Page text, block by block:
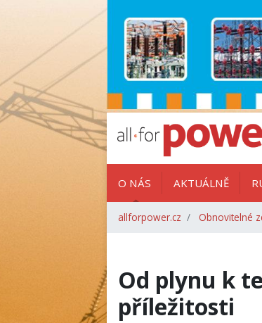
O NÁS AKTUÁLNĚ
allforpower.cz Obnovitelné
Od plynu k
příležitosti